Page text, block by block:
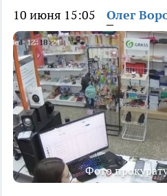
10 июня 15:05 Олег
Фото